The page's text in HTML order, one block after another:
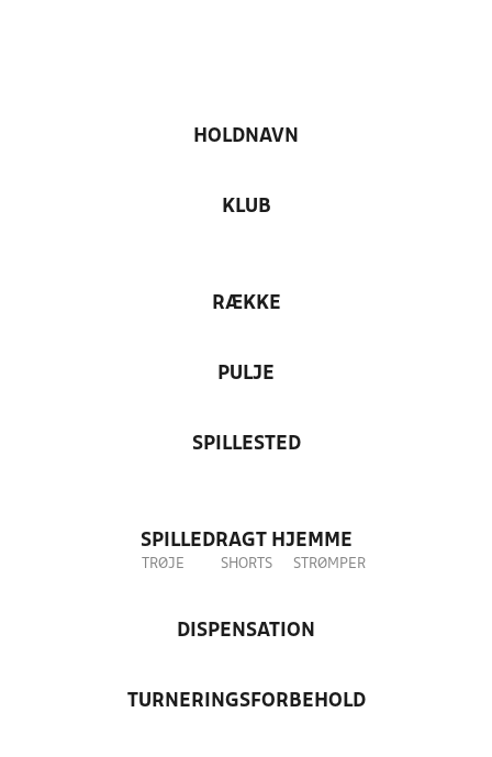
HOLDNAVN
KLUB
RÆKKE
PULJE
SPILLESTED
SPILLEDRAGT HJEMME
TRØJE SHORTS STRØMPER
DISPENSATION
TURNERINGSFORBEHOLD